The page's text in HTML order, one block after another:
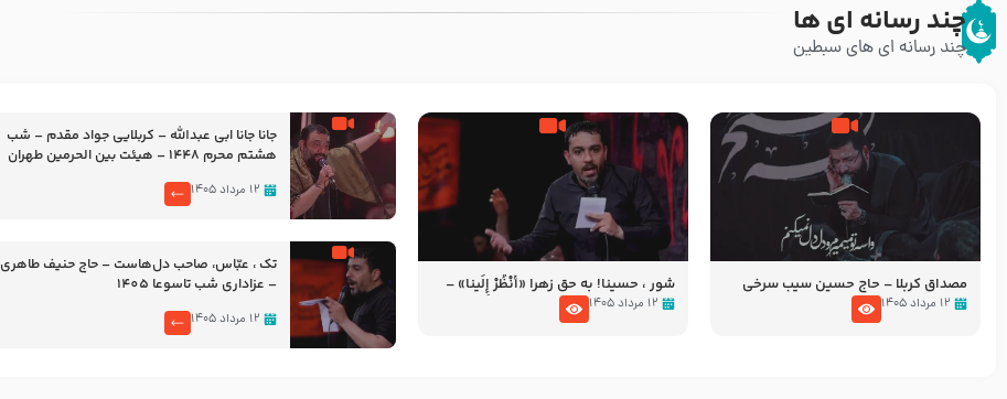
چند رسانه ای ها
چند رسانه ای های سبطین
مصداق کربلا – حاج حسین سیب سرخی
۱۲ مرداد ۱۴۰۵
شور ، حسینا! به‌ حق زهرا «أُنْظُرْ إِلَینا» –
عزاداری شب هفتم ماه محرّم 1405
۱۲ مرداد ۱۴۰۵
جانا جانا ابی عبدالله – کربلایی جواد مقدم – شب
هشتم محرم 1448 – هیئت بین الحرمین طهران
۱۲ مرداد ۱۴۰۵
تک ، عبّاس، صاحب دل‌هاست – حاج حنیف طاهری
– عزاداری شب تاسوعا 1405
۱۲ مرداد ۱۴۰۵